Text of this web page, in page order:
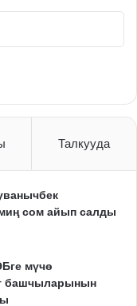
Талкууда
миң сом айып салды
мүчө
башчыларынын